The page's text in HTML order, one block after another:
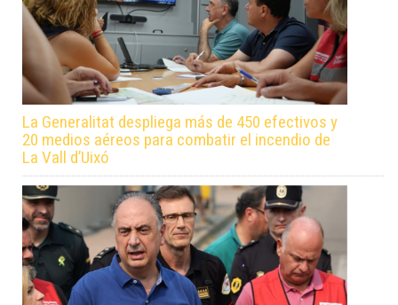
La Generalitat despliega más de 450 efectivos y
20 medios aéreos para combatir el incendio de
La Vall d’Uixó